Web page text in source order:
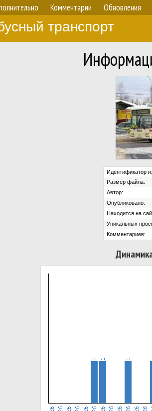
Комментарии Обновления
транспорт
Идентификатор
Размер файла:
Автор:
Опубликовано:
Находится на
Уникальных
Комментариев: